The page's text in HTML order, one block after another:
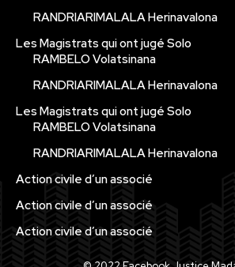
RANDRIARIMALALA Herinavalona
Les Magistrats qui ont jugé Solo
RAMBELO Volatsinana
RANDRIARIMALALA Herinavalona
Les Magistrats qui ont jugé Solo
RAMBELO Volatsinana
RANDRIARIMALALA Herinavalona
Action civile d’un associé
Action civile d’un associé
Action civile d’un associé